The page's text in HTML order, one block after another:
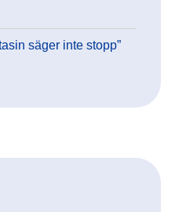
säger inte stopp”